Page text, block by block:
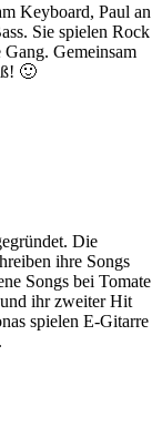
Keyboard, Paul an
Sie spielen Rock
Gemeinsam
🙂
Die
ihre Songs
Songs bei Tomate
ihr zweiter Hit
spielen E-Gitarre